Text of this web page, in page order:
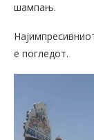
шампањ.
е погледот.